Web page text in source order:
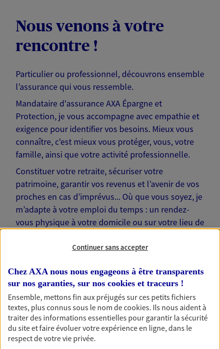
Nous venons à votre
rencontre !
Particulier ou professionnel, découvrons ensemble
l’assurance qui vous ressemble.
Mandataire d'assurance AXA Épargne et
Protection, je vous accompagne avec empathie et
exigence pour identifier vos besoins. Mieux vous
connaître, c'est mieux vous protéger, vous, votre
famille, ainsi que votre activité professionnelle.
Constituer votre retraite, sécuriser votre
patrimoine, garantir vos revenus et l’avenir de vos
proches en cas d’imprévus... Où que vous soyez, je
m’adapte à votre emploi du temps : un rendez-
vous physique à votre domicile ou sur votre lieu de
Nos offres phares
Épargne
Continuer sans accepter
Chez AXA nous nous engageons à être transparents
sur nos garanties, sur nos cookies et traceurs !
Ensemble, mettons fin aux préjugés sur ces petits fichiers
textes, plus connus sous le nom decookies. Ils nous aident à
traiter des informations essentielles pour garantir la sécurité
du site et faire évoluer votre expérience en ligne, dans le
respect de votre vie privée.